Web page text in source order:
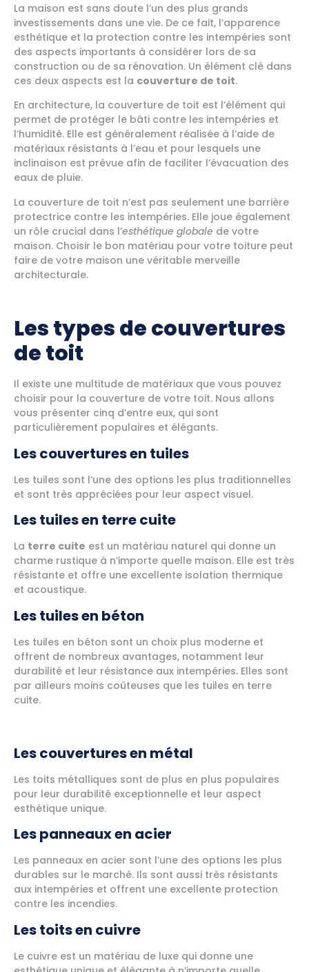
La maison est sans doute l’un des plus grands
investissements dans une vie. De ce fait, l’apparence
esthétique et la protection contre les intempéries sont
des aspects importants à considérer lors de sa
construction ou de sa rénovation. Un élément clé dans
ces deux aspects est la couverture de toit.
En architecture, la couverture de toit est l’élément qui
permet de protéger le bâti contre les intempéries et
l’humidité. Elle est généralement réalisée à l’aide de
matériaux résistants à l’eau et pour lesquels une
inclinaison est prévue afin de faciliter l’évacuation des
eaux de pluie.
La couverture de toit n’est pas seulement une barrière
protectrice contre les intempéries. Elle joue également
un rôle crucial dans l’esthétique globale de votre
maison. Choisir le bon matériau pour votre toiture peut
faire de votre maison une véritable merveille
architecturale.
Les types de couvertures
de toit
Il existe une multitude de matériaux que vous pouvez
choisir pour la couverture de votre toit. Nous allons
vous présenter cinq d’entre eux, qui sont
particulièrement populaires et élégants.
Les couvertures en tuiles
Les tuiles sont l’une des options les plus traditionnelles
et sont très appréciées pour leur aspect visuel.
Les tuiles en terre cuite
La terre cuite est un matériau naturel qui donne un
charme rustique à n’importe quelle maison. Elle est très
résistante et offre une excellente isolation thermique
et acoustique.
Les tuiles en béton
Les tuiles en béton sont un choix plus moderne et
offrent de nombreux avantages, notamment leur
durabilité et leur résistance aux intempéries. Elles sont
par ailleurs moins coûteuses que les tuiles en terre
cuite.
Les couvertures en métal
Les toits métalliques sont de plus en plus populaires
pour leur durabilité exceptionnelle et leur aspect
esthétique unique.
Les panneaux en acier
Les panneaux en acier sont l’une des options les plus
durables sur le marché. Ils sont aussi très résistants
aux intempéries et offrent une excellente protection
contre les incendies.
Les toits en cuivre
Le cuivre est un matériau de luxe qui donne une